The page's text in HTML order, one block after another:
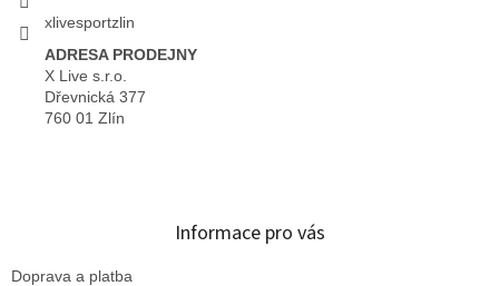
xlivesportzlin
ADRESA PRODEJNY
X Live s.r.o.
Dřevnická 377
760 01 Zlín
Informace pro vás
Doprava a platba